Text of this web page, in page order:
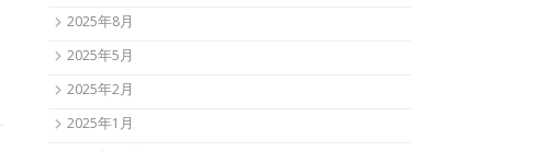
2025年8月
2025年5月
2025年2月
2025年1月